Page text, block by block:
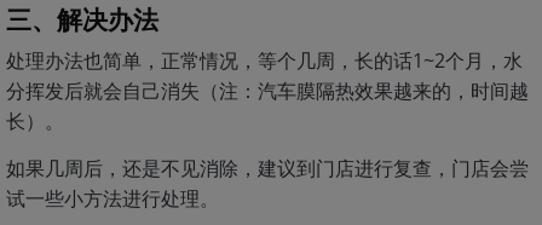
三、解决办法
处理办法也简单，正常情况，等个几周，长的话1~2个月，水
分挥发后就会自己消失（注：汽车膜隔热效果越来的，时间越
长）。
如果几周后，还是不见消除，建议到门店进行复查，门店会尝
试一些小方法进行处理。